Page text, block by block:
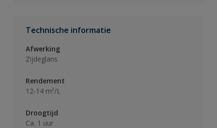
Technische informatie
Afwerking
Zijdeglans
Rendement
12-14 m²/L
Droogtijd
Ca. 1 uur